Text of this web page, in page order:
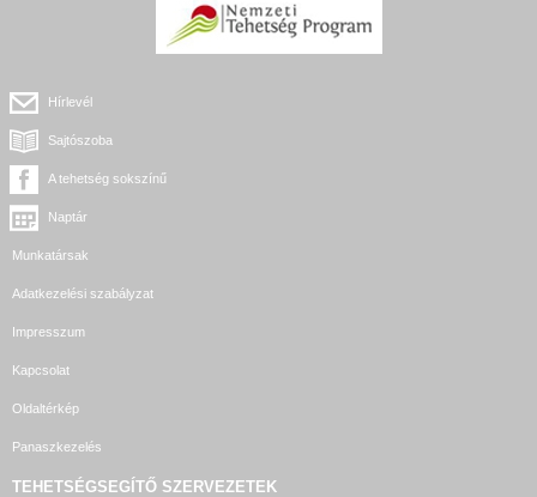
Hírlevél
Sajtószoba
A tehetség sokszínű
Naptár
Munkatársak
Adatkezelési szabályzat
Impresszum
Kapcsolat
Oldaltérkép
Panaszkezelés
TEHETSÉGSEGÍTŐ SZERVEZETEK